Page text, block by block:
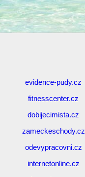
evidence-pudy.cz
fitnesscenter.cz
dobijecimista.cz
zameckeschody.cz
odevypracovni.cz
internetonline.cz